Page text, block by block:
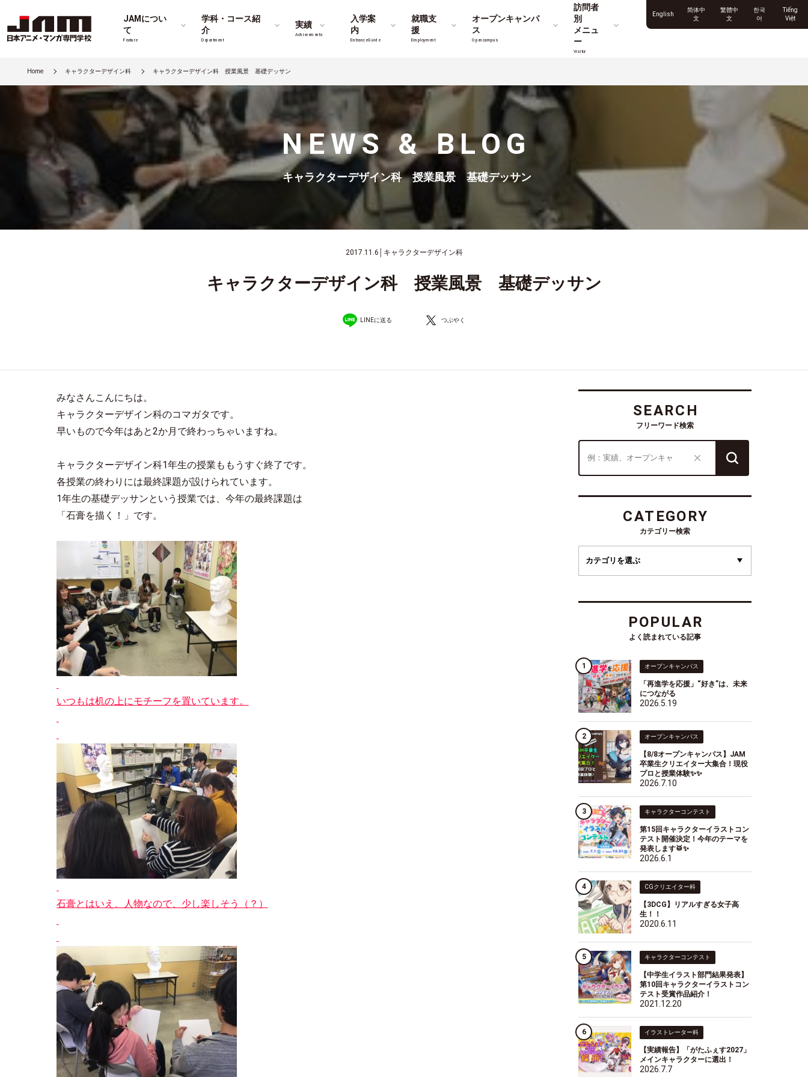
JAMについ
て
Feature
学科・コース紹
介
Department
実績
Achievements
入学案
内
Entrance Guide
就職支
援
Employment
オープンキャンパ
ス
Opencampus
訪問者
別
メニュ
ー
Visitor
English
简体中
文
繁體中
文
한국
어
Tiếng
Việt
Home キャラクターデザイン科 キャラクターデザイン科 授業風景 基礎デッサン
NEWS & BLOG
キャラクターデザイン科 授業風景 基礎デッサン
2017.11.6 キャラクターデザイン科
キャラクターデザイン科 授業風景 基礎デッサン
LINEに送る つぶやく
みなさんこんにちは。
キャラクターデザイン科のコマガタです。
早いもので今年はあと2か月で終わっちゃいますね。
キャラクターデザイン科1年生の授業ももうすぐ終了です。
各授業の終わりには最終課題が設けられています。
1年生の基礎デッサンという授業では、今年の最終課題は
「石膏を描く！」です。
いつもは机の上にモチーフを置いています。
石膏とはいえ、人物なので、少し楽しそう（？）
SEARCH
フリーワード検索
CATEGORY
カテゴリー検索
POPULAR
よく読まれている記事
オープンキャンパス
「再進学を応援」“好き”は、未来
につながる
2026.5.19
オープンキャンパス
【8/8オープンキャンパス】JAM
卒業生クリエイター大集合！現役
プロと授業体験✨✨
2026.7.10
キャラクターコンテスト
第15回キャラクターイラストコン
テスト開催決定！今年のテーマを
発表します🥁✨
2026.6.1
CGクリエイター科
【3DCG】リアルすぎる女子高
生！！
2020.6.11
キャラクターコンテスト
【中学生イラスト部門結果発表】
第10回キャラクターイラストコン
テスト受賞作品紹介！
2021.12.20
イラストレーター科
【実績報告】「がたふぇす2027」
メインキャラクターに選出！
2026.7.7